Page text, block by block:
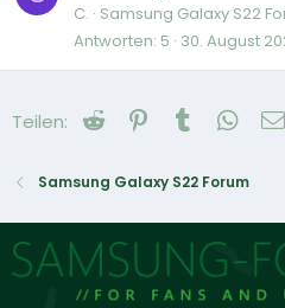
C. Samsung Galaxy S22
Antworten 5 30. August
Teilen: Reddit Pinterest
Tumblr
Samsung Galaxy S22 Forum